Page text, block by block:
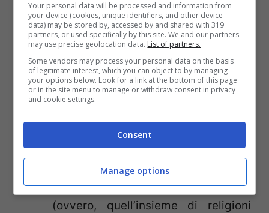
opportunamente arrostite), mentre
le teste e le mani generalmente sono
tagliate per essere esposte a mo’ di
trofeo.
Cannibalismo religioso, certamente
caratteristico delle popolazioni
primitive (citate in precedenza) ma
comune anche in alcuni gruppi
religiosi e sette sataniche. Tali culti
rientrano nell’ambito del Manismo
(ovvero, quell’insieme di religioni
Your personal data will be processed and information from
your device (cookies, unique identifiers, and other device
data) may be stored by, accessed by and shared with 319
partners, or used specifically by this site. We and our partners
may use precise geolocation data. List of partners.
Some vendors may process your personal data on the basis
of legitimate interest, which you can object to by managing
your options below. Look for a link at the bottom of this page
or in the site menu to manage or withdraw consent in privacy
and cookie settings.
Consent
Manage options